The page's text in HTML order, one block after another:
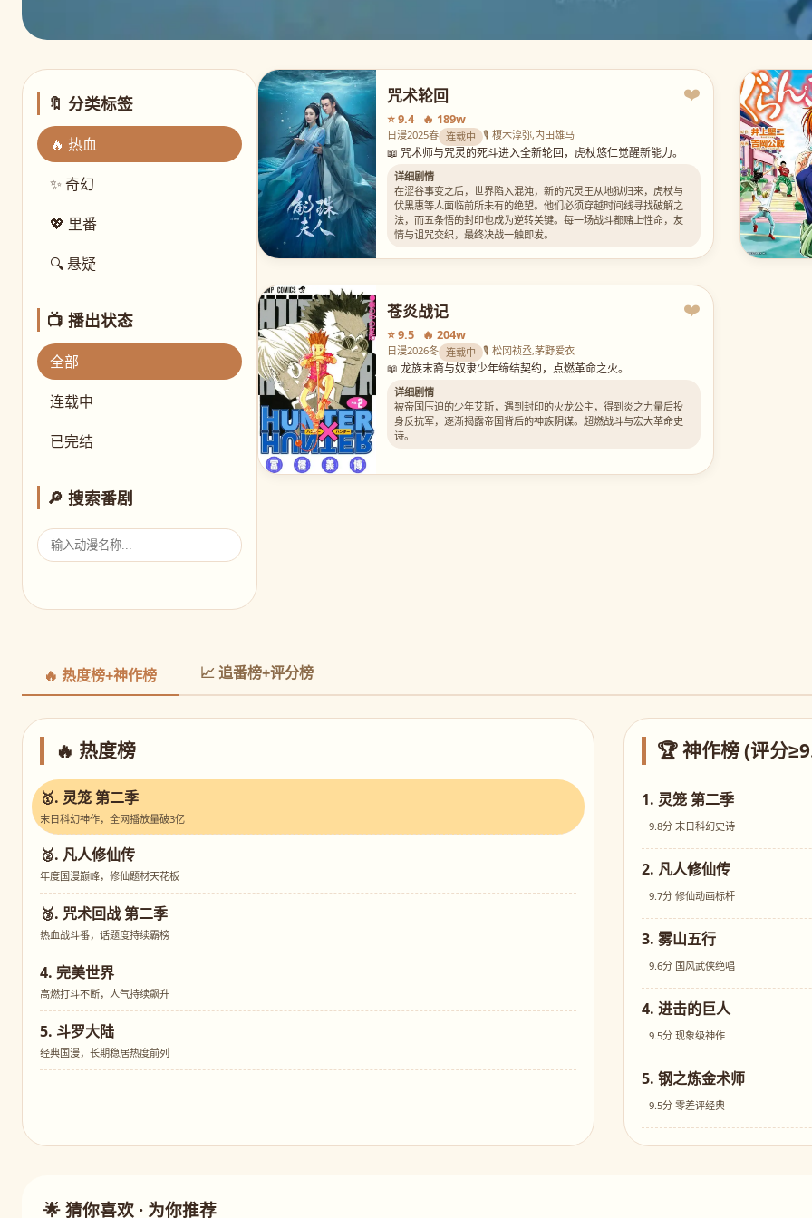
🔖 分类标签
🔥 热血
✨ 奇幻
💖 里番
🔍 悬疑
📺 播出状态
全部
连载中
已完结
🔎 搜索番剧
咒术轮回 ❤️
⭐ 9.4 🔥 189w
日漫2025春 连载中 🎙️ 榎木淳弥,内田雄马
📖 咒术师与咒灵的死斗进入全新轮回，虎杖悠仁觉醒新能力。
详细剧情
在涩谷事变之后，世界陷入混沌，新的咒灵王从地狱归来，虎杖与
伏黑惠等人面临前所未有的绝望。他们必须穿越时间线寻找破解之
法，而五条悟的封印也成为逆转关键。每一场战斗都赌上性命，友
情与诅咒交织，最终决战一触即发。
苍炎战记 ❤️
⭐ 9.5 🔥 204w
日漫2026冬 连载中 🎙️ 松冈祯丞,茅野爱衣
📖 龙族末裔与奴隶少年缔结契约，点燃革命之火。
详细剧情
被帝国压迫的少年艾斯，遇到封印的火龙公主，得到炎之力量后投
身反抗军，逐渐揭露帝国背后的神族阴谋。超燃战斗与宏大革命史
诗。
🔥 热度榜+神作榜 📈 追番榜+评分榜
🔥 热度榜
🥇. 灵笼 第二季
末日科幻神作，全网播放量破3亿
🥈. 凡人修仙传
年度国漫巅峰，修仙题材天花板
🥉. 咒术回战 第二季
热血战斗番，话题度持续霸榜
4. 完美世界
高燃打斗不断，人气持续飙升
5. 斗罗大陆
经典国漫，长期稳居热度前列
🏆 神作榜 (评分
1. 灵笼 第二季
9.8分 末日科幻史诗
2. 凡人修仙传
9.7分 修仙动画标杆
3. 雾山五行
9.6分 国风武侠绝唱
4. 进击的巨人
9.5分 现象级神作
5. 钢之炼金术师
9.5分 零差评经典
🌟 猜你喜欢 · 为你推荐